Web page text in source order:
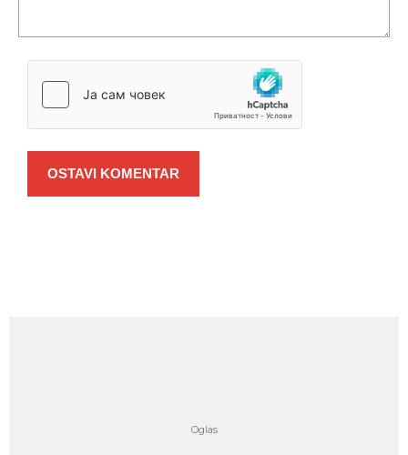
OSTAVI KOMENTAR